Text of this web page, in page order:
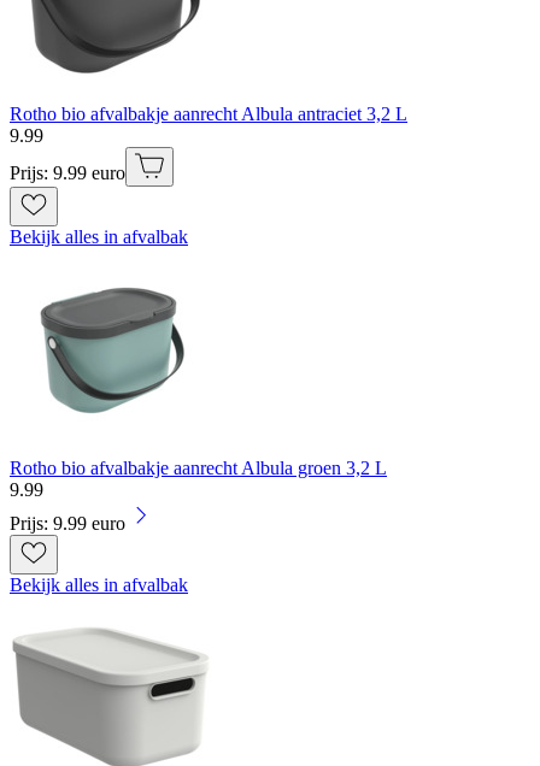
Rotho bio afvalbakje aanrecht Albula antraciet 3,2 L
9.99
Prijs: 9.99 euro
Bekijk alles in afvalbak
Rotho bio afvalbakje aanrecht Albula groen 3,2 L
9.99
Prijs: 9.99 euro
Bekijk alles in afvalbak